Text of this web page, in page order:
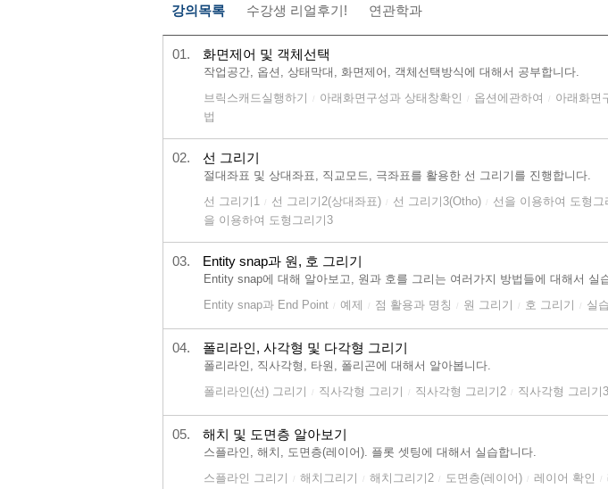
강의목록 수강생 리얼후기! 연관학과
01. 화면제어 및 객체선택
작업공간, 옵션, 상태막대, 화면제어, 객체선택방식에 대해서 공부합니다.
브릭스캐드실행하기
아래화면구성과 상태창확인 옵션에관하여 아래화면
법
02. 선 그리기
절대좌표 및 상대좌표, 직교모드, 극좌표를 활용한 선 그리기를 진행합니다.
선 그리기1
선 그리기2(상대좌표) 선 그리기3(Otho) 선을 이용하여 도형그
을 이용하여 도형그리기3
03. Entity snap과 원, 호 그리기
Entity snap에 대해 알아보고, 원과 호를 그리는 여러가지 방법들에 대해서 실
Entity snap과 End Point
예제 점 활용과 명칭 원 그리기 호 그리기 실습
04. 폴리라인, 사각형 및 다각형 그리기
폴리라인, 직사각형, 타원, 폴리곤에 대해서 알아봅니다.
폴리라인(선) 그리기
직사각형 그리기 직사각형 그리기2 직사각형 그리기3
05. 해치 및 도면층 알아보기
스플라인, 해치, 도면층(레이어). 플롯 셋팅에 대해서 실습합니다.
스플라인 그리기
해치그리기 해치그리기2 도면층(레이어) 레이어 확인